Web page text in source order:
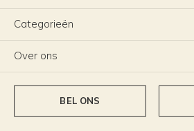
Categorieën
Over ons
BEL ONS